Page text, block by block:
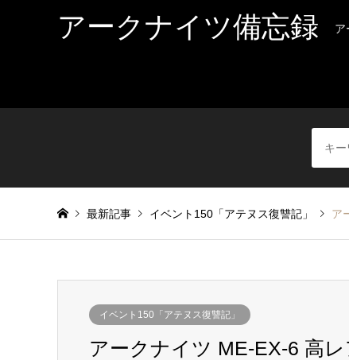
アークナイツ備忘録 ア
最新記事 イベント150「アテヌス復讐記」 ア
イベント150「アテヌス復讐記」
アークナイツ ME-EX-6 高